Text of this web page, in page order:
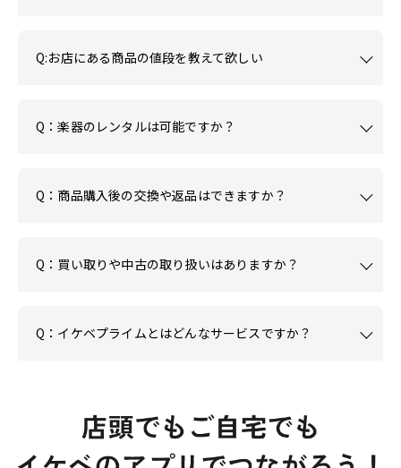
Q:お店にある商品の値段を教えて欲しい
Q：楽器のレンタルは可能ですか？
Q：商品購入後の交換や返品はできますか？
Q：買い取りや中古の取り扱いはありますか？
Q：イケベプライムとはどんなサービスですか？